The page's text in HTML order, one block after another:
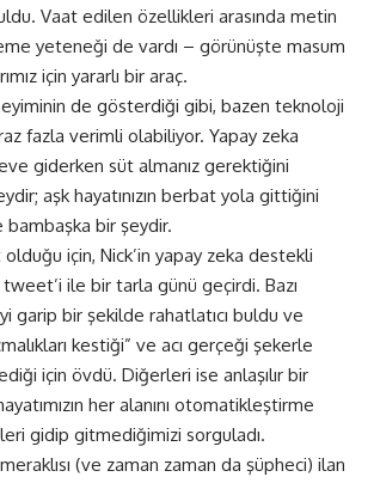
Vaat edilen özellikleri arasında metin
yeteneği de vardı – görünüşte masum
için yararlı bir araç.
de gösterdiği gibi, bazen teknoloji
fazla verimli olabiliyor. Yapay zeka
eve giderken süt almanız gerektiğini
aşk hayatınızın berbat yola gittiğini
bir şeydir.
için, Nick’in yapay zeka destekli
tweet’i ile bir tarla günü geçirdi. Bazı
garip bir şekilde rahatlatıcı buldu ve
kestiği” ve acı gerçeği şekerle
için övdü. Diğerleri ise anlaşılır bir
her alanını otomatikleştirme
ileri gidip gitmediğimizi sorguladı.
(ve zaman zaman da şüpheci) ilan